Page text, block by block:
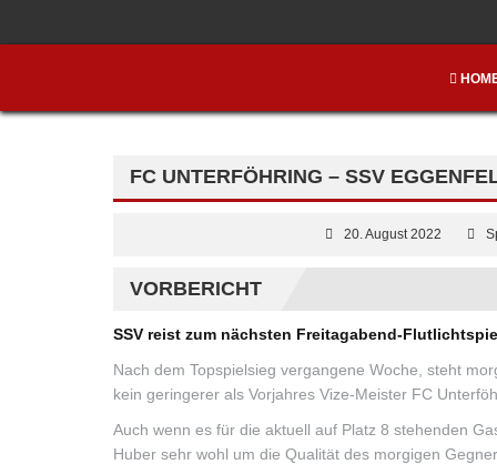
FC UNTERFÖHRING – SSV
20. August 2022
VORBERICHT
SSV reist zum nächsten Freitagabend-
Nach dem Topspielsieg vergangene Woche, steht
kein geringerer als Vorjahres Vize-Meister FC
Auch wenn es für die aktuell auf Platz 8 stehenden
Huber sehr wohl um die Qualität des morgigen